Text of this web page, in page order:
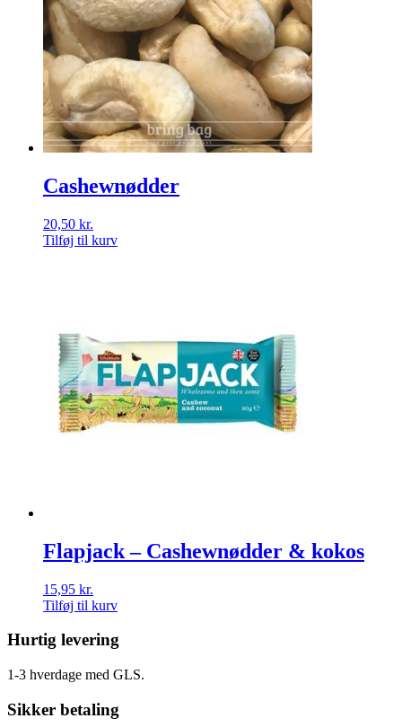
Cashewnødder
20,50 kr.
Tilføj til kurv
Flapjack – Cashewnødder & kokos
15,95 kr.
Tilføj til kurv
Hurtig levering
1-3 hverdage med GLS.
Sikker betaling